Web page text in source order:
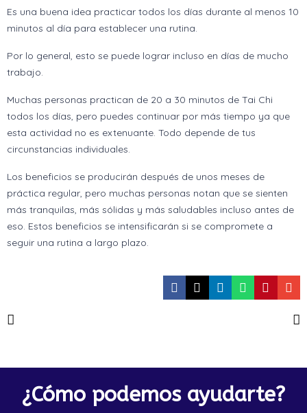
Es una buena idea practicar todos los días durante al menos 10
minutos al día para establecer una rutina.
Por lo general, esto se puede lograr incluso en días de mucho
trabajo.
Muchas personas practican de 20 a 30 minutos de Tai Chi
todos los días, pero puedes continuar por más tiempo ya que
esta actividad no es extenuante. Todo depende de tus
circunstancias individuales.
Los beneficios se producirán después de unos meses de
práctica regular, pero muchas personas notan que se sienten
más tranquilas, más sólidas y más saludables incluso antes de
eso. Estos beneficios se intensificarán si se compromete a
seguir una rutina a largo plazo.
¿Cómo podemos ayudarte?